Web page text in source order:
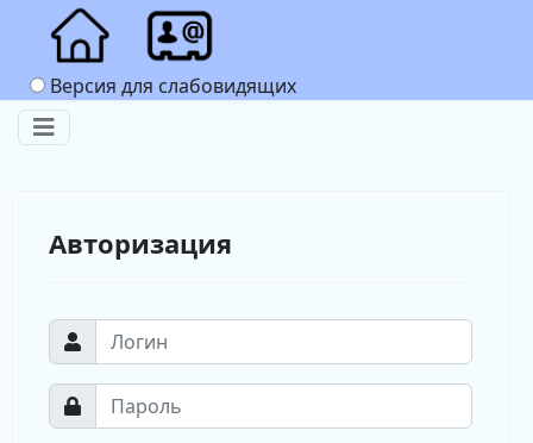
Версия для слабовидящих
Авторизация